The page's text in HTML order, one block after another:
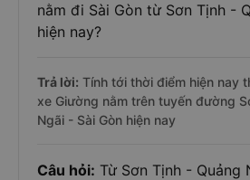
nằm đi Sài Gòn từ Sơn Tịnh -
hiện nay?
Trả lời: Tính tới thời điểm hiện nay
xe Giường nằm trên tuyến đường
Ngãi - Sài Gòn hiện nay
Câu hỏi: Từ Sơn Tịnh - Quảng